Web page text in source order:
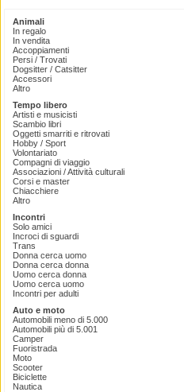
Animali
In regalo
In vendita
Accoppiamenti
Persi / Trovati
Dogsitter / Catsitter
Accessori
Altro
Tempo libero
Artisti e musicisti
Scambio libri
Oggetti smarriti e ritrovati
Hobby / Sport
Volontariato
Compagni di viaggio
Associazioni / Attività culturali
Corsi e master
Chiacchiere
Altro
Incontri
Solo amici
Incroci di sguardi
Trans
Donna cerca uomo
Donna cerca donna
Uomo cerca donna
Uomo cerca uomo
Incontri per adulti
Auto e moto
Automobili meno di 5.000
Automobili più di 5.001
Camper
Fuoristrada
Moto
Scooter
Biciclette
Nautica